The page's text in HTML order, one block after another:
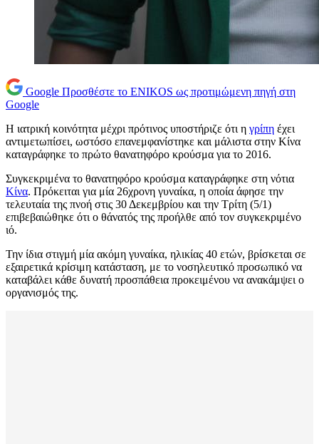
Google Προσθέστε το ENIKOS ως προτιμώμενη πηγή στη
Google
Η ιατρική κοινότητα μέχρι πρότινος υποστήριζε ότι η γρίπη έχει
αντιμετωπίσει, ωστόσο επανεμφανίστηκε και μάλιστα στην Κίνα
καταγράφηκε το πρώτο θανατηφόρο κρούσμα για το 2016.
Συγκεκριμένα το θανατηφόρο κρούσμα καταγράφηκε στη νότια
Κίνα. Πρόκειται για μία 26χρονη γυναίκα, η οποία άφησε την
τελευταία της πνοή στις 30 Δεκεμβρίου και την Τρίτη (5/1)
επιβεβαιώθηκε ότι ο θάνατός της προήλθε από τον συγκεκριμένο
ιό.
Την ίδια στιγμή μία ακόμη γυναίκα, ηλικίας 40 ετών, βρίσκεται σε
εξαιρετικά κρίσιμη κατάσταση, με το νοσηλευτικό προσωπικό να
καταβάλει κάθε δυνατή προσπάθεια προκειμένου να ανακάμψει ο
οργανισμός της.